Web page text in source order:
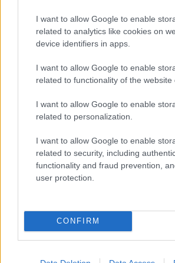
I want to allow Google to enable
related to analytics like cookies on
device identifiers in apps.
I want to allow Google to enable
related to functionality of the website
I want to allow Google to enable
related to personalization.
I want to allow Google to enable
related to security, including
functionality and fraud prevention,
user protection.
CONFIRM
VIABILITA’ Domenica
ROMA Lavori Tangenziale Est:
ULTIME NOTIZIE